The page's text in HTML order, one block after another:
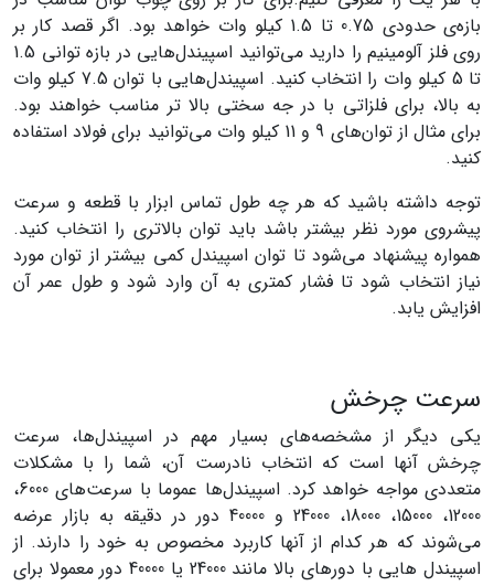
بازه‌ی حدودی 0.75 تا 1.5 کیلو وات خواهد بود. اگر قصد کار بر
روی فلز آلومینیم را دارید می‌توانید اسپیندل‌هایی در بازه توانی 1.5
تا 5 کیلو وات را انتخاب کنید. اسپیندل‌هایی با توان 7.5 کیلو وات
به بالا، برای فلزاتی با در جه سختی بالا تر مناسب خواهند بود.
برای مثال از توان‌های 9 و 11 کیلو وات می‌توانید برای فولاد استفاده
کنید.
توجه داشته باشید که هر چه طول تماس ابزار با قطعه و سرعت
پیشروی مورد نظر بیشتر باشد باید توان بالاتری را انتخاب کنید.
همواره پیشنهاد می‌شود تا توان اسپیندل کمی بیشتر از توان مورد
نیاز انتخاب شود تا فشار کمتری به آن وارد شود و طول عمر آن
افزایش یابد.
سرعت چرخش
یکی دیگر از مشخصه‌های بسیار مهم در اسپیندل‌ها، سرعت
چرخش آنها است که انتخاب نا‌درست آن، شما را با مشکلات
متعددی مواجه خواهد کرد. اسپیندل‌ها عموما با سرعت‌های 6000،
12000، 15000، 18000، 24000 و 40000 دور در دقیقه به بازار عرضه
می‌شوند که هر کدام از آنها کاربرد مخصوص به خود را دارند. از
اسپیندل هایی با دور‌های بالا مانند 24000 یا 40000 دور معمولا برای